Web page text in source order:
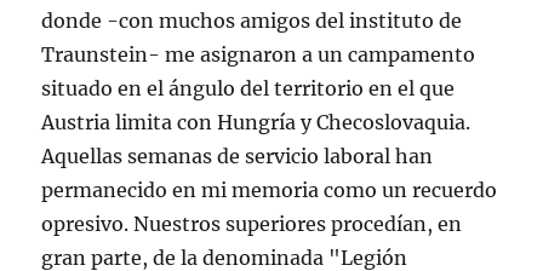
donde -con muchos amigos del instituto de
Traunstein- me asignaron a un campamento
situado en el ángulo del territorio en el que
Austria limita con Hungría y Checoslovaquia.
Aquellas semanas de servicio laboral han
permanecido en mi memoria como un recuerdo
opresivo. Nuestros superiores procedían, en
gran parte, de la denominada "Legión